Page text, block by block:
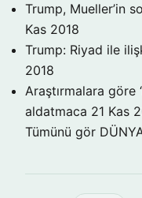
Trump, Mueller’in
Kas 2018
Trump: Riyad ile
2018
Araştırmalara göre
aldatmaca 21 Kas
Tümünü gör